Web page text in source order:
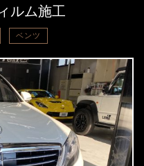
ルム施工
ベンツ